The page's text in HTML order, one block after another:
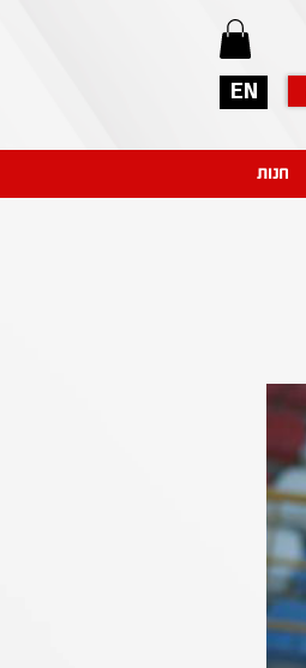
EN
חנות